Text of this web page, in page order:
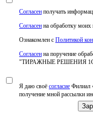
Согласен получать
Согласен на обработку
Ознакомлен с Политикой
Согласен на поручение
"ТИРАЖНЫЕ РЕШЕНИЯ
Я даю своё согласие Филиал
получение мной рассылки